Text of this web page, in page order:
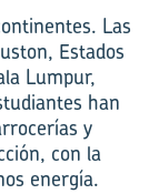
Las
Estados
Lumpur,
han
y
con la
energía.